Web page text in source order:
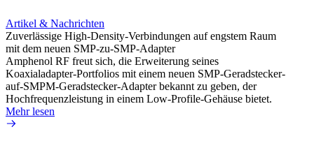
Artikel & Nachrichten
Zuverlässige High-Density-Verbindungen auf engstem Raum
mit dem neuen SMP-zu-SMP-Adapter
Amphenol RF freut sich, die Erweiterung seines
Koaxialadapter-Portfolios mit einem neuen SMP-Geradstecker-
auf-SMPM-Geradstecker-Adapter bekannt zu geben, der
Hochfrequenzleistung in einem Low-Profile-Gehäuse bietet.
Mehr lesen